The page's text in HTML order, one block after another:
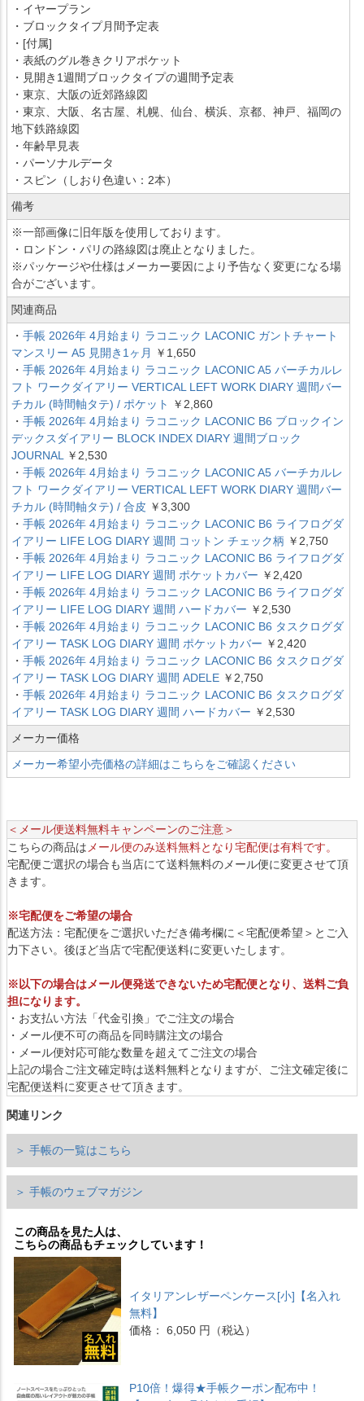
・イヤープラン
・ブロックタイプ月間予定表
・[付属]
・表紙のグル巻きクリアポケット
・見開き1週間ブロックタイプの週間予定表
・東京、大阪の近郊路線図
・東京、大阪、名古屋、札幌、仙台、横浜、京都、神戸、福岡の
地下鉄路線図
・年齢早見表
・パーソナルデータ
・スピン（しおり色違い：2本）
備考
※一部画像に旧年版を使用しております。
・ロンドン・パリの路線図は廃止となりました。
※パッケージや仕様はメーカー要因により予告なく変更になる場
合がございます。
関連商品
・ 手帳 2026年 4月始まり ラコニック LACONIC ガントチャート
マンスリー A5 見開き1ヶ月
￥1,650
・ 手帳 2026年 4月始まり ラコニック LACONIC A5 バーチカルレ
フト ワークダイアリー VERTICAL LEFT WORK DIARY 週間バー
チカル (時間軸タテ) / ポケット
￥2,860
・ 手帳 2026年 4月始まり ラコニック LACONIC B6 ブロックイン
デックスダイアリー BLOCK INDEX DIARY 週間ブロック
JOURNAL￥2,530
・ 手帳 2026年 4月始まり ラコニック LACONIC A5 バーチカルレ
フト ワークダイアリー VERTICAL LEFT WORK DIARY 週間バー
チカル (時間軸タテ) / 合皮 ￥3,300
・ 手帳 2026年 4月始まり ラコニック LACONIC B6 ライフログダ
イアリー LIFE LOG DIARY 週間 コットン チェック柄 ￥2,750
・ 手帳 2026年 4月始まり ラコニック LACONIC B6 ライフログダ
イアリー LIFE LOG DIARY 週間 ポケットカバー ￥2,420
・ 手帳 2026年 4月始まり ラコニック LACONIC B6 ライフログダ
イアリー LIFE LOG DIARY 週間 ハードカバー ￥2,530
・ 手帳 2026年 4月始まり ラコニック LACONIC B6 タスクログダ
イアリー TASK LOG DIARY 週間 ポケットカバー ￥2,420
・ 手帳 2026年 4月始まり ラコニック LACONIC B6 タスクログダ
イアリー TASK LOG DIARY 週間 ADELE ￥2,750
・ 手帳 2026年 4月始まり ラコニック LACONIC B6 タスクログダ
イアリー TASK LOG DIARY 週間 ハードカバー ￥2,530
メーカー価格
メーカー希望小売価格の詳細はこちらをご確認ください
＜メール便送料無料キャンペーンのご注意＞
こちらの商品はメール便のみ送料無料となり宅配便は有料です。
宅配便ご選択の場合も当店にて送料無料のメール便に変更させて頂
きます。
※宅配便をご希望の場合
配送方法：宅配便をご選択いただき備考欄に＜宅配便希望＞とご入
力下さい。後ほど当店で宅配便送料に変更いたします。
※以下の場合はメール便発送できないため宅配便となり、送料ご負
担になります。
・お支払い方法「代金引換」でご注文の場合
・メール便不可の商品を同時購注文の場合
・メール便対応可能な数量を超えてご注文の場合
上記の場合ご注文確定時は送料無料となりますが、ご注文確定後に
宅配便送料に変更させて頂きます。
関連リンク
＞ 手帳の一覧はこちら
＞ 手帳のウェブマガジン
この商品を見た人は、
こちらの商品もチェックしています！
イタリアンレザーペンケース[小]【名入れ
無料】
価格： 6,050 円（税込）
P10倍！爆得★手帳クーポン配布中！